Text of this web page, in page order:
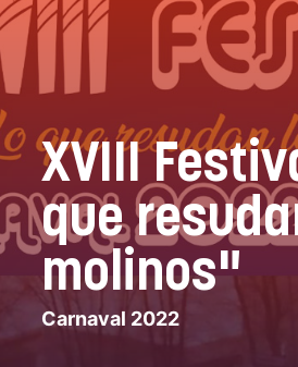
XVIII
que
molinos"
Carnaval 2022